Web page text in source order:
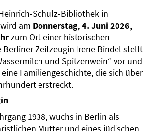
Schulz-Bibliothek in
am Donnerstag, 4. Juni 2026,
zum Ort einer historischen
Berliner Zeitzeugin Irene Bindel stellt
und Spitzenwein“ vor und
Familiengeschichte, die sich über
erstreckt.
1938, wuchs in Berlin als
Mutter und eines jüdischen